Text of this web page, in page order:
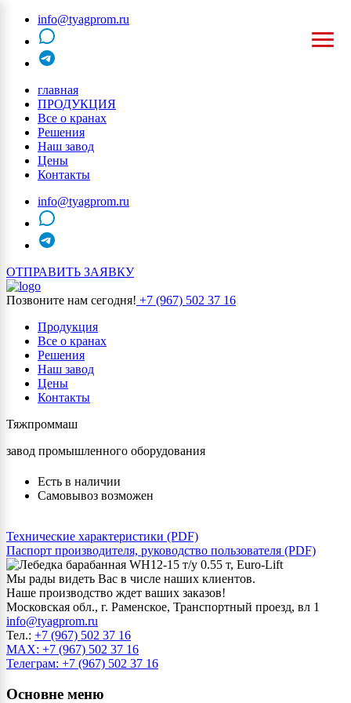
info@tyagprom.ru
главная
ПРОДУКЦИЯ
Все о кранах
Решения
Наш завод
Цены
Контакты
info@tyagprom.ru
ОТПРАВИТЬ ЗАЯВКУ
Позвоните нам сегодня! +7 (967) 502 37 16
Продукция
Все о кранах
Решения
Наш завод
Цены
Контакты
Тяжпроммаш
завод промышленного оборудования
Есть в наличии
Самовывоз возможен
Технические характеристики (PDF)
Паспорт производителя, руководство пользователя (PDF)
Мы рады видеть Вас в числе наших клиентов.
Наше производство ждет ваших заказов!
Московская обл., г. Раменское, Транспортный проезд, вл 1
info@tyagprom.ru
Тел.: +7 (967) 502 37 16
MAX: +7 (967) 502 37 16
Телеграм: +7 (967) 502 37 16
Основне меню